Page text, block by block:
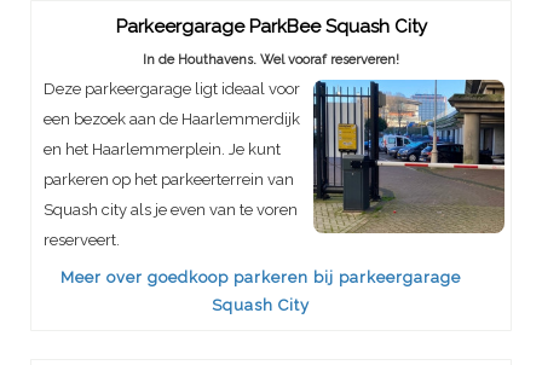
Parkeergarage ParkBee Squash City
In de Houthavens. Wel vooraf reserveren!
Deze parkeergarage ligt ideaal voor
een bezoek aan de Haarlemmerdijk
en het Haarlemmerplein. Je kunt
parkeren op het parkeerterrein van
Squash city als je even van te voren
reserveert.
Meer over goedkoop parkeren bij parkeergarage
Squash City